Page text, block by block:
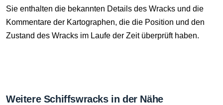
Sie enthalten die bekannten Details des Wracks und die
Kommentare der Kartographen, die die Position und den
Zustand des Wracks im Laufe der Zeit überprüft haben.
Weitere Schiffswracks in der Nähe